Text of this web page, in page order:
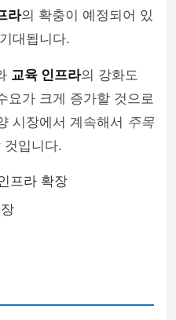
라의 확충이 예정되어 있
대됩니다.
교육 인프라의 강화도
요가 크게 증가할 것으로
시장에서 계속해서 주목
것입니다.
프라 확장